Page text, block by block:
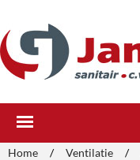
Home / Ventilatie /